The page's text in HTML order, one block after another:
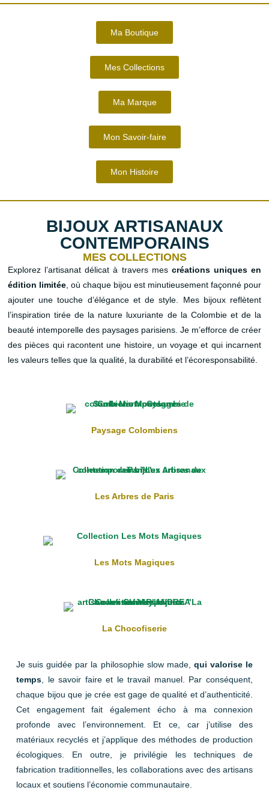
Mon Histoire
Mon Savoir-faire
Ma Marque
Mes Collections
Ma Boutique
BIJOUX ARTISANAUX
CONTEMPORAINS
MES COLLECTIONS
Explorez l’artisanat délicat à travers mes créations uniques en
édition limitée, où chaque bijou est minutieusement façonné pour
ajouter une touche d’élégance et de style. Mes bijoux reflètent
l’inspiration tirée de la nature luxuriante de la Colombie et de la
beauté intemporelle des paysages parisiens. Je m’efforce de créer
des pièces qui racontent une histoire, un voyage et qui incarnent
les valeurs telles que la qualité, la durabilité et l’écoresponsabilité.
Paysage Colombiens
Les Arbres de Paris
Les Mots Magiques
La Chocofiserie
Je suis guidée par la philosophie slow made, qui valorise le
temps, le savoir faire et le travail manuel. Par conséquent,
chaque bijou que je crée est gage de qualité et d’authenticité.
Cet engagement fait également écho à ma connexion
profonde avec l’environnement. Et ce, car j’utilise des
matériaux recyclés et j’applique des méthodes de production
écologiques. En outre, je privilégie les techniques de
fabrication traditionnelles, les collaborations avec des artisans
locaux et soutiens l’économie communautaire.